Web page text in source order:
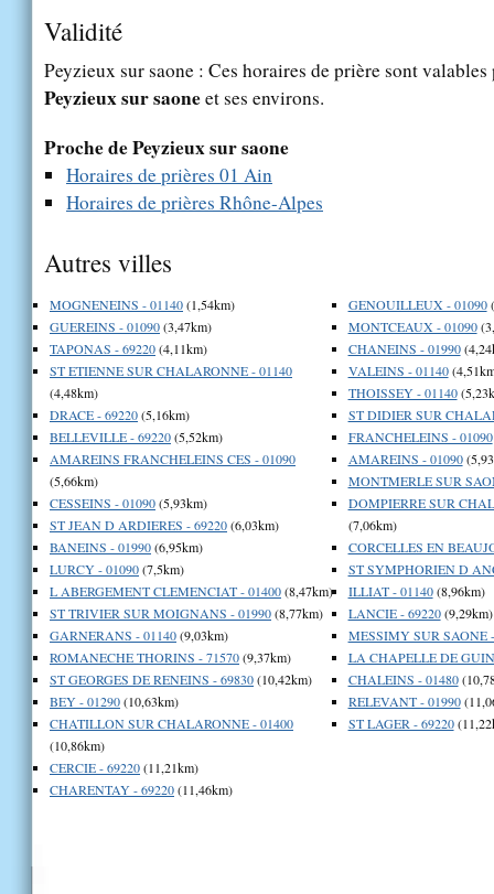
Validité
Peyzieux sur saone : Ces horaires de prière sont
Peyzieux sur saoneet ses environs.
Proche de Peyzieux sur saone
Horaires de prières 01 Ain
Horaires de prières Rhône-Alpes
Autres villes
MOGNENEINS - 01140(1,54km)
GUEREINS - 01090(3,47km)
TAPONAS - 69220(4,11km)
ST ETIENNE SUR CHALARONNE - 01140
(4,48km)
DRACE - 69220(5,16km)
BELLEVILLE - 69220(5,52km)
AMAREINS FRANCHELEINS CES - 01090
(5,66km)
CESSEINS - 01090(5,93km)
ST JEAN D ARDIERES - 69220(6,03km)
BANEINS - 01990(6,95km)
LURCY - 01090(7,5km)
L ABERGEMENT CLEMENCIAT - 01400(8,47km)
ST TRIVIER SUR MOIGNANS - 01990(8,77km)
GARNERANS - 01140(9,03km)
ROMANECHE THORINS - 71570(9,37km)
ST GEORGES DE RENEINS - 69830(10,42km)
BEY - 01290(10,63km)
CHATILLON SUR CHALARONNE - 01400
(10,86km)
CERCIE - 69220(11,21km)
CHARENTAY - 69220(11,46km)
GENOUILLEUX - 01090
MONTCEAUX - 01090
CHANEINS - 01990
VALEINS - 01140
THOISSEY - 01140
ST DIDIER SUR
FRANCHELEINS - 01090
AMAREINS - 01090
MONTMERLE SUR
DOMPIERRE SUR
(7,06km)
CORCELLES EN
ST SYMPHORIEN D
ILLIAT - 01140(8,96km)
LANCIE - 69220(9,29km)
MESSIMY SUR SAONE
LA CHAPELLE DE
CHALEINS - 01480
RELEVANT - 01990
ST LAGER - 69220